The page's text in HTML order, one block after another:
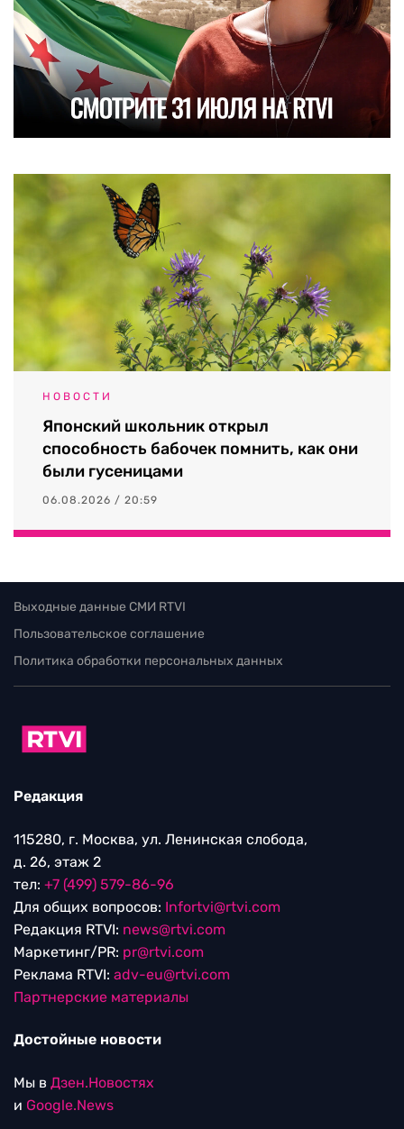
НОВОСТИ
Японский школьник открыл
способность бабочек помнить, как они
были гусеницами
06.08.2026 / 20:59
Выходные данные СМИ RTVI
Пользовательское соглашение
Политика обработки персональных данных
Редакция
115280, г. Москва, ул. Ленинская слобода,
д. 26, этаж 2
тел: +7 (499) 579-86-96
Для общих вопросов: Infortvi@rtvi.com
Редакция RTVI: news@rtvi.com
Маркетинг/PR: pr@rtvi.com
Реклама RTVI: adv-eu@rtvi.com
Партнерские материалы
Достойные новости
Мы в Дзен.Новостях
и Google.News